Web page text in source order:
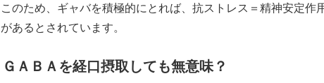
このため、ギャバを積極的にとれば、抗ストレス＝精神安定作
があるとされています。
ＧＡＢＡを経口摂取しても無意味？